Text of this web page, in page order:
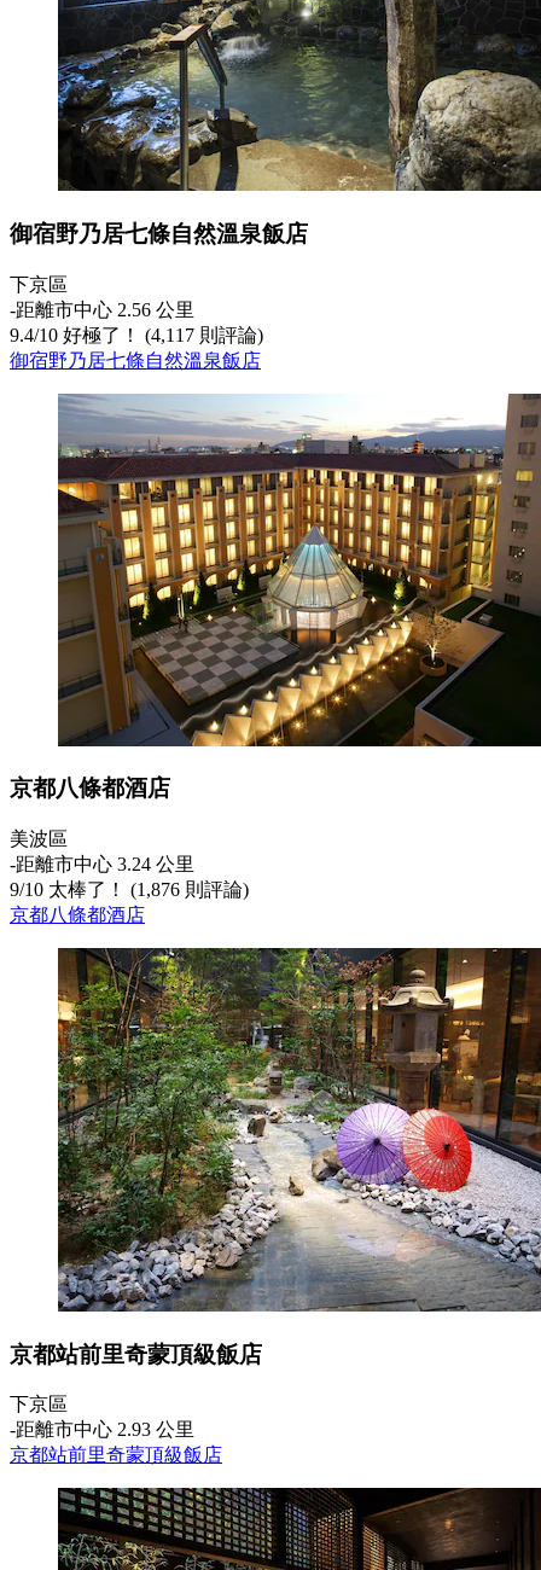
御宿野乃居七條自然溫泉飯店
下京區
‐距離市中心 2.56 公里
9.4/10 好極了！ (4,117 則評論)
御宿野乃居七條自然溫泉飯店
京都八條都酒店
美波區
‐距離市中心 3.24 公里
9/10 太棒了！ (1,876 則評論)
京都八條都酒店
京都站前里奇蒙頂級飯店
下京區
‐距離市中心 2.93 公里
京都站前里奇蒙頂級飯店